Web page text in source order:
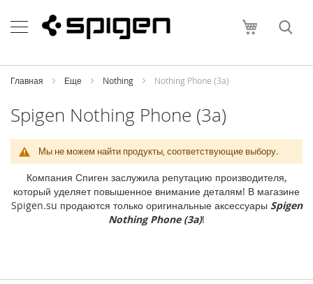
to
Content
Моя
h
o
i
P
h
e
1
M
Главная Еще Nothing Nothing Phone (3a)
Spigen Nothing Phone (3a)
Мы не можем найти продукты, соответствующие выбору.
Компания Спиген заслужила репутацию производителя,
который уделяет повышенное внимание деталям! В магазине
Spigen.su продаются только оригинальные аксессуары Spigen
Nothing Phone (3a)!